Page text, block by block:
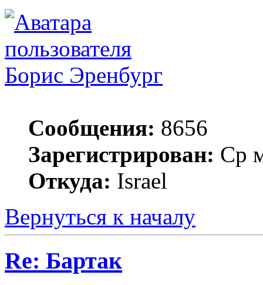
Борис Эренбург
Сообщения: 8656
Зарегистрирован: Ср
Откуда: Israel
Вернуться к началу
Re: Бартак